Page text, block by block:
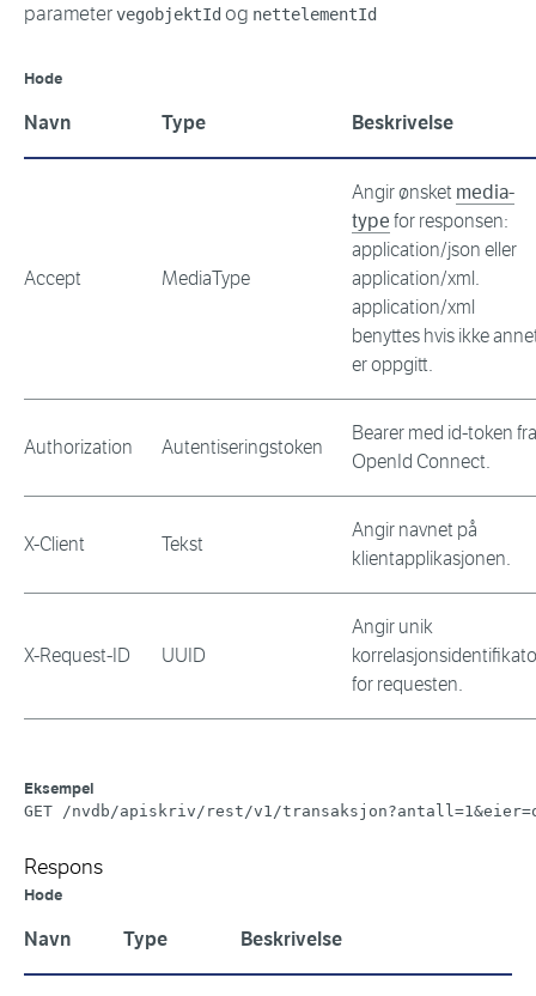
parametervegobjektId og nettelementId
Hode
Navn Type Beskrivelse
Accept MediaType
Angir ønsket media-
type for responsen:
application/json eller
application/xml.
application/xml
benyttes hvis ikke
er oppgitt.
Authorization Autentiseringstoken
Bearer med id-token fra
OpenId Connect.
X-Client Tekst
Angir navnet på
klientapplikasjonen.
X-Request-ID UUID
Angir unik
for requesten.
Eksempel
GET /nvdb/apiskriv/rest/v1/
Respons
Hode
Navn Type Beskrivelse